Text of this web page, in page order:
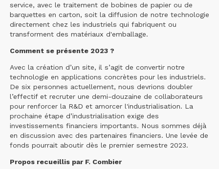
service, avec le traitement de bobines de papier ou de
barquettes en carton, soit la diffusion de notre technologie
directement chez les industriels qui fabriquent ou
transforment des matériaux d'emballage.
Comment se présente 2023 ?
Avec la création d’un site, il s’agit de convertir notre
technologie en applications concrètes pour les industriels.
De six personnes actuellement, nous devrions doubler
l’effectif et recruter une demi-douzaine de collaborateurs
pour renforcer la R&D et amorcer l'industrialisation. La
prochaine étape d’industrialisation exige des
investissements financiers importants. Nous sommes déjà
en discussion avec des partenaires financiers. Une levée de
fonds pourrait aboutir dès le premier semestre 2023.
Propos recueillis par F. Combier